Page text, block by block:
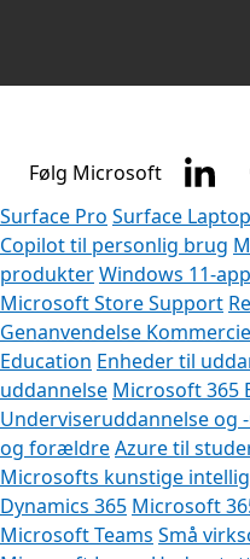
Følg Microsoft
Surface Pro Surface Laptop
Copilot til personlig brug
produkterWindows 11-
Microsoft Store Support
Genanvendelse
Education Enheder til
uddannelse Microsoft 365
Underviseruddannelse og
og forældreAzure til
Microsofts kunstige
Dynamics 365 Microsoft
Microsoft Teams Små